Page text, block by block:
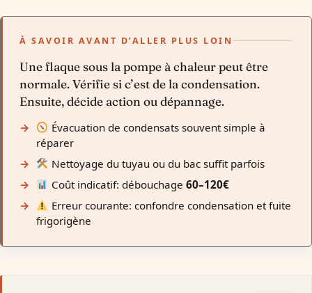
À SAVOIR AVANT D’ALLER PLUS LOIN
Une flaque sous la pompe à chaleur peut être
normale. Vérifie si c’est de la condensation.
Ensuite, décide action ou dépannage.
Évacuation de condensats souvent simple à
réparer
Nettoyage du tuyau ou du bac suffit parfois
Coût indicatif: débouchage 60–120€
Erreur courante: confondre condensation et fuite
frigorigène